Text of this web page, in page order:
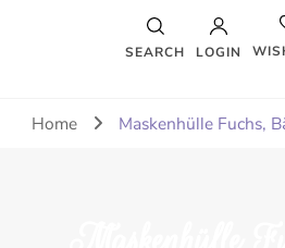
SEARCH LOGIN
Es befinden sich keine
Home Maskenhülle Fuchs,